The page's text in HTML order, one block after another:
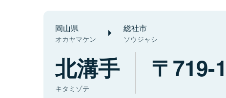
岡山県
オカヤマケン
総社市
ソウジャシ
北溝手
キタミゾテ
719-